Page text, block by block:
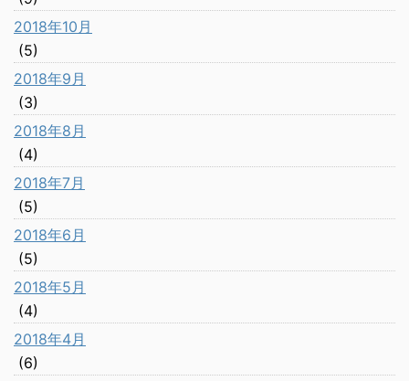
2018年10月
(5)
2018年9月
(3)
2018年8月
(4)
2018年7月
(5)
2018年6月
(5)
2018年5月
(4)
2018年4月
(6)